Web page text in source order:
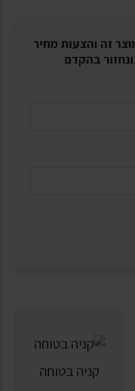
זה והצעות מחיר
בהקדם
קניה בטוחה